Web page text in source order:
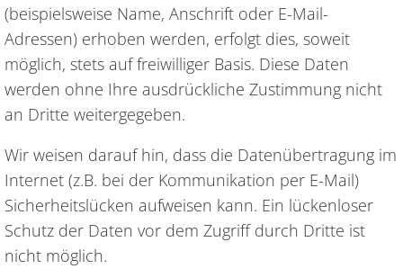
(beispielsweise Name, Anschrift oder E-Mail-
Adressen) erhoben werden, erfolgt dies, soweit
möglich, stets auf freiwilliger Basis. Diese Daten
werden ohne Ihre ausdrückliche Zustimmung nicht
an Dritte weitergegeben.
Wir weisen darauf hin, dass die Datenübertragung im
Internet (z.B. bei der Kommunikation per E-Mail)
Sicherheitslücken aufweisen kann. Ein lückenloser
Schutz der Daten vor dem Zugriff durch Dritte ist
nicht möglich.